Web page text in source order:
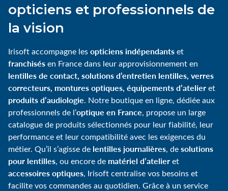
opticiens et professionnels de
la vision
Irisoft accompagne lesopticiens indépendantset
franchisésen France dans leur approvisionnement en
lentilles de contact, solutions d’entretien lentilles, verres
correcteurs, montures optiques, équipements d’atelieret
produits d’audiologie. Notre boutique en ligne, dédiée aux
professionnels de l’optique en France, propose un large
catalogue de produits sélectionnés pour leur fiabilité, leur
performance et leur compatibilité avec les exigences du
métier. Qu’il s’agisse de lentilles journalières, desolutions
pour lentilles, ou encore de matériel d’atelieret
accessoires optiques, Irisoft centralise vos besoins et
facilite vos commandes au quotidien. Grâce à un service